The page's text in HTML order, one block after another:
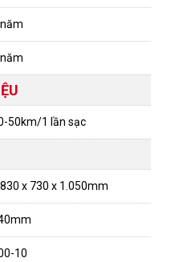
50km/1 lần sạc
x 730 x 1.050mm
10